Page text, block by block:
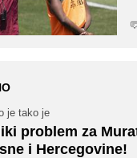
je tako je
problem za
i Hercegovine!